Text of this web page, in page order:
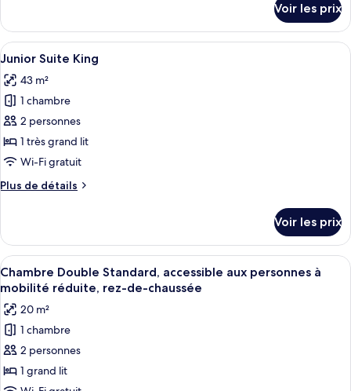
Deluxe,
3
lits
une
place,
rez-
de-
chaussée
le
type
de
Chambre
Triple
Deluxe,
3
lits
une
place,
rez-
Voir les prix
Afficher
toutes
les
photos
pour
ce
type
chambre :
King
Une chambre d’hôtel moderne,
3
Junior Suite King
43 m²
1 chambre
2 personnes
1 très grand lit
Wi-Fi gratuit
Plus de détails
Plus
le
type
de
chambre
Suite
King
Voir les prix
Afficher
toutes
les
photos
pour
ce
type
Chambre Double Standard,
5
Chambre Double Standard, accessible aux personnes à
mobilité réduite, rez-de-chaussée
20 m²
1 chambre
2 personnes
1 grand lit